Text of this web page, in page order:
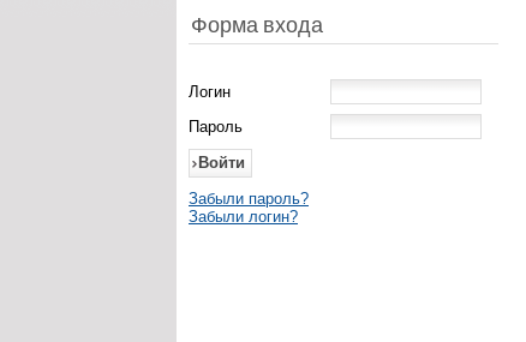
Форма входа
Логин
Пароль
Забыли пароль?
Забыли логин?